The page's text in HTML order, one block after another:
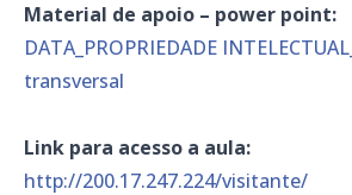
Material de apoio – power point:
DATA_PROPRIEDADE
transversal
Link para acesso a aula:
http://200.17.247.224/visitante/